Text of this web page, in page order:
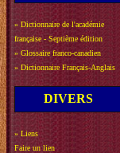
» Dictionnaire de l'académie
française - Septième édition
» Glossaire franco-canadien
» Dictionnaire Français-Anglais
DIVERS
» Liens
Faire un lien